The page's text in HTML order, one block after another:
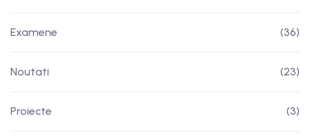
Examene (36)
Noutati (23)
Proiecte (3)